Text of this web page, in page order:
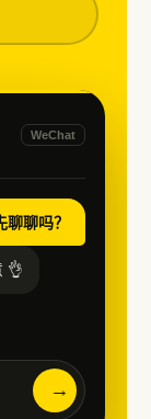
WeChat
聊吗？
👌
→